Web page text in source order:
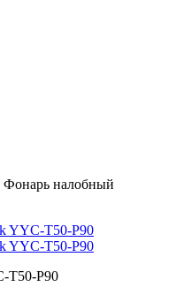
Фонарь налобный